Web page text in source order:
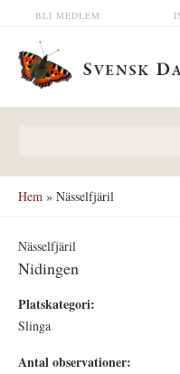
Hoppa till huvudinnehåll
BLI MEDLEM
Hem » Nässelfjäril
Nässelfjäril
Nidingen
Platskategori:
Slinga
Antal observationer: